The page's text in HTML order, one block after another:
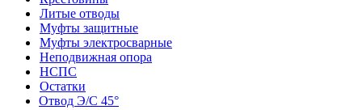
Литые отводы
Муфты защитные
Муфты электросварные
Неподвижная опора
НСПС
Остатки
Отвод Э/С 45°